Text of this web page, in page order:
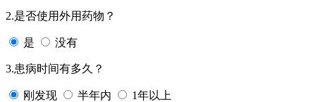
2.是否使用外用药物？
是 没有
3.患病时间有多久？
刚发现 半年内 1年以上